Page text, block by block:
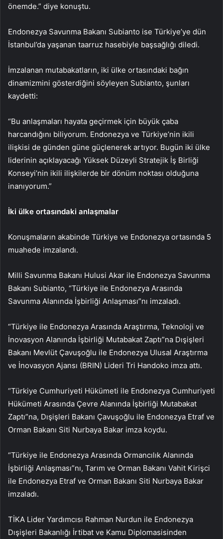
önemde.” diye konuştu.
Endonezya Savunma Bakanı Subianto ise Türkiye’ye dün
İstanbul’da yaşanan taarruz hasebiyle başsağlığı diledi.
İmzalanan mutabakatların, iki ülke ortasındaki bağın
dinamizmini gösterdiğini söyleyen Subianto, şunları
kaydetti:
“Bu anlaşmaları hayata geçirmek için büyük çaba
harcandığını biliyorum. Endonezya ve Türkiye’nin ikili
ilişkisi de günden güne güçlenerek artıyor. Bugün iki ülke
liderinin açıklayacağı Yüksek Düzeyli Stratejik İş Birliği
Konseyi’nin ikili ilişkilerde bir dönüm noktası olduğuna
inanıyorum.”
İki ülke ortasındaki anlaşmalar
Konuşmaların akabinde Türkiye ve Endonezya ortasında 5
muahede imzalandı.
Milli Savunma Bakanı Hulusi Akar ile Endonezya Savunma
Bakanı Subianto, “Türkiye ile Endonezya Arasında
Savunma Alanında İşbirliği Anlaşması”nı imzaladı.
“Türkiye ile Endonezya Arasında Araştırma, Teknoloji ve
İnovasyon Alanında İşbirliği Mutabakat Zaptı”na Dışişleri
Bakanı Mevlüt Çavuşoğlu ile Endonezya Ulusal Araştırma
ve İnovasyon Ajansı (BRIN) Lideri Tri Handoko imza attı.
“Türkiye Cumhuriyeti Hükümeti ile Endonezya Cumhuriyeti
Hükümeti Arasında Çevre Alanında İşbirliği Mutabakat
Zaptı”na, Dışişleri Bakanı Çavuşoğlu ile Endonezya Etraf ve
Orman Bakanı Siti Nurbaya Bakar imza koydu.
“Türkiye ile Endonezya Arasında Ormancılık Alanında
İşbirliği Anlaşması”nı, Tarım ve Orman Bakanı Vahit Kirişci
ile Endonezya Etraf ve Orman Bakanı Siti Nurbaya Bakar
imzaladı.
TİKA Lider Yardımcısı Rahman Nurdun ile Endonezya
Dışişleri Bakanlığı İrtibat ve Kamu Diplomasisinden